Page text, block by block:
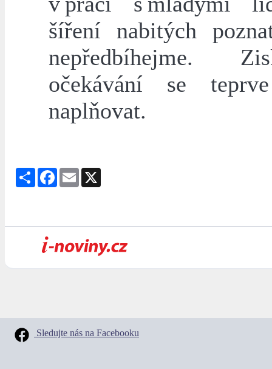
šíření nabitých
nepředbíhejme.
očekávání se
naplňovat.
Share Facebook
Email
Sledujte nás na Facebooku